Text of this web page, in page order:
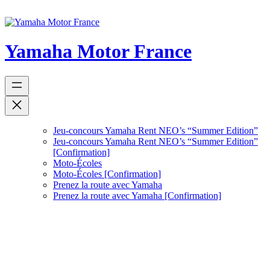
au
Yamaha Motor France
Jeu-concours Yamaha Rent NEO’s “Summer Edition”
Jeu-concours Yamaha Rent NEO’s “Summer Edition”
[Confirmation]
Moto-Écoles
Moto-Écoles [Confirmation]
Prenez la route avec Yamaha
Prenez la route avec Yamaha [Confirmation]